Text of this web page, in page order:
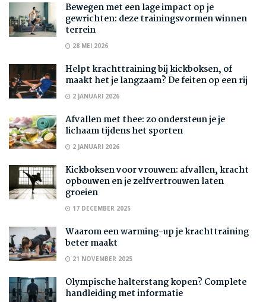
Bewegen met een lage impact op je
gewrichten: deze trainingsvormen winnen
terrein
28 MEI 2026
Helpt krachttraining bij kickboksen, of
maakt het je langzaam? De feiten op een rij
2 JANUARI 2026
Afvallen met thee: zo ondersteun je je
lichaam tijdens het sporten
2 JANUARI 2026
Kickboksen voor vrouwen: afvallen, kracht
opbouwen en je zelfvertrouwen laten
groeien
17 DECEMBER 2025
Waarom een warming-up je krachttraining
beter maakt
21 NOVEMBER 2025
Olympische halterstang kopen? Complete
handleiding met informatie